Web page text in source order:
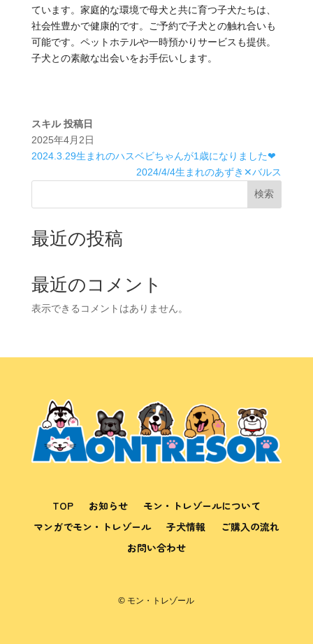
ています。家庭的な環境で母犬と共に育つ子犬たちは、
社会性豊かで健康的です。ご予約で子犬との触れ合いも
可能です。ペットホテルや一時預かりサービスも提供。
子犬との素敵な出会いをお手伝いします。
スキル 投稿日
2025年4月2日
2024.3.29生まれのハスベビちゃんが1歳になりました❤
2024/4/4生まれのあずき✕バルス
検索
最近の投稿
最近のコメント
表示できるコメントはありません。
TOP お知らせ
モン・トレゾールについて
マンガでモン・トレゾール
子犬情報
ご購入の流れ
お問い合わせ
© モン・トレゾール